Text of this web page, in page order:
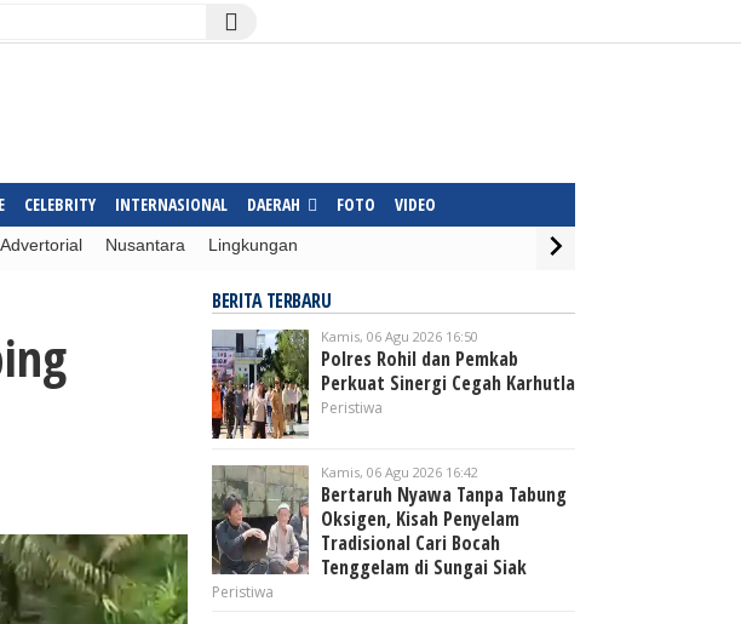
CELEBRITY INTERNASIONAL DAERAH FOTO VIDEO
Advertorial Nusantara Lingkungan
BERITA TERBARU
Kamis, 06 Agu 2026 16:50
Polres Rohil dan Pemkab
Perkuat Sinergi Cegah Karhutla
Peristiwa
Kamis, 06 Agu 2026 16:42
Bertaruh Nyawa Tanpa Tabung
Oksigen, Kisah Penyelam
Tradisional Cari Bocah
Tenggelam di Sungai Siak
Peristiwa